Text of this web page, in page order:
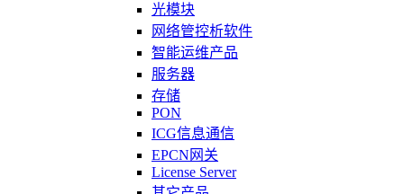
光模块
网络管控析软件
智能运维产品
服务器
存储
PON
ICG信息通信
EPCN网关
License Server